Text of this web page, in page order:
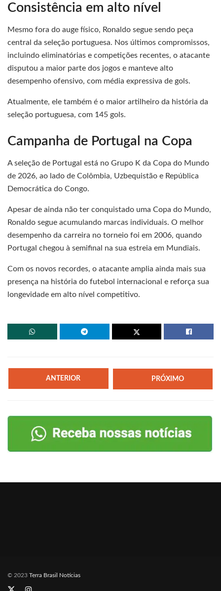
Consistência em alto nível
Mesmo fora do auge físico, Ronaldo segue sendo peça
central da seleção portuguesa. Nos últimos compromissos,
incluindo eliminatórias e competições recentes, o atacante
disputou a maior parte dos jogos e manteve alto
desempenho ofensivo, com média expressiva de gols.
Atualmente, ele também é o maior artilheiro da história da
seleção portuguesa, com 145 gols.
Campanha de Portugal na Copa
A seleção de Portugal está no Grupo K da Copa do Mundo
de 2026, ao lado de Colômbia, Uzbequistão e República
Democrática do Congo.
Apesar de ainda não ter conquistado uma Copa do Mundo,
Ronaldo segue acumulando marcas individuais. O melhor
desempenho da carreira no torneio foi em 2006, quando
Portugal chegou à semifinal na sua estreia em Mundiais.
Com os novos recordes, o atacante amplia ainda mais sua
presença na história do futebol internacional e reforça sua
longevidade em alto nível competitivo.
ANTERIOR PRÓXIMO
© 2023 Terra Brasil Notícias